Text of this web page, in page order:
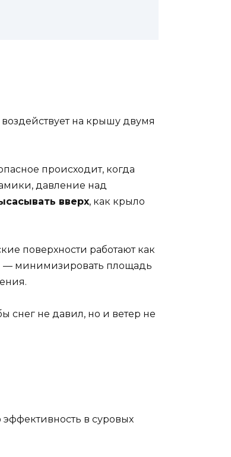
на крышу двумя
происходит, когда
давление над
вверх, как крыло
поверхности работают как
— минимизировать площадь
снег не давил, но и ветер не
в суровых